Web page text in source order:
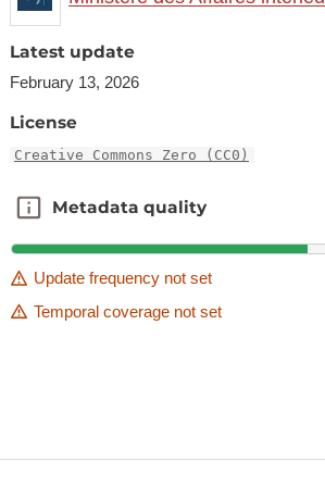
Latest update
February 13, 2026
License
Creative Commons Zero (CC0)
Metadata quality
Metadata quality
Update frequency not set
Temporal coverage not set